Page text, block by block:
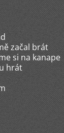
začal brát
si na kanape
hrát